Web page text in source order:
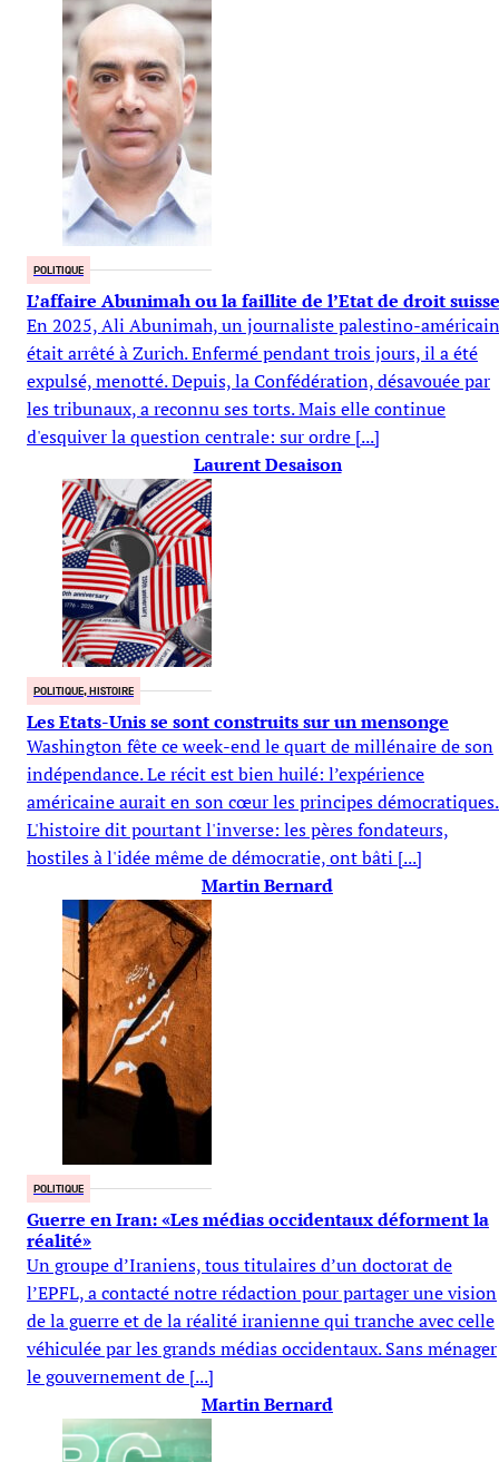
POLITIQUE
L’affaire Abunimah ou la faillite de l’Etat de droit suisse
En 2025, Ali Abunimah, un journaliste palestino-
était arrêté à Zurich. Enfermé pendant trois jours, il a été
expulsé, menotté. Depuis, la Confédération, désavouée par
les tribunaux, a reconnu ses torts. Mais elle continue
d'esquiver la question centrale: sur ordre [...]
Laurent Desaison
POLITIQUE, HISTOIRE
Les Etats-Unis se sont construits sur un mensonge
Washington fête ce week-end le quart de millénaire de son
indépendance. Le récit est bien huilé: l’expérience
américaine aurait en son cœur les principes démocratiques.
L'histoire dit pourtant l'inverse: les pères fondateurs,
hostiles à l'idée même de démocratie, ont bâti [...]
Martin Bernard
POLITIQUE
Guerre en Iran: «Les médias occidentaux déforment la
réalité»
Un groupe d’Iraniens, tous titulaires d’un doctorat de
l’EPFL, a contacté notre rédaction pour partager une vision
de la guerre et de la réalité iranienne qui tranche avec celle
véhiculée par les grands médias occidentaux. Sans ménager
le gouvernement de [...]
Martin Bernard